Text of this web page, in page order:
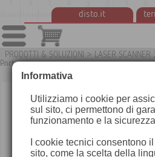
disto.it
PRODOTTI & SOLUZIONI > LASER SCANNER
Portaprisma
Informativa
Utilizziamo i cookie per
sul sito, ci permettono di
funzionamento e la
I cookie tecnici consentono
sito, come la scelta della